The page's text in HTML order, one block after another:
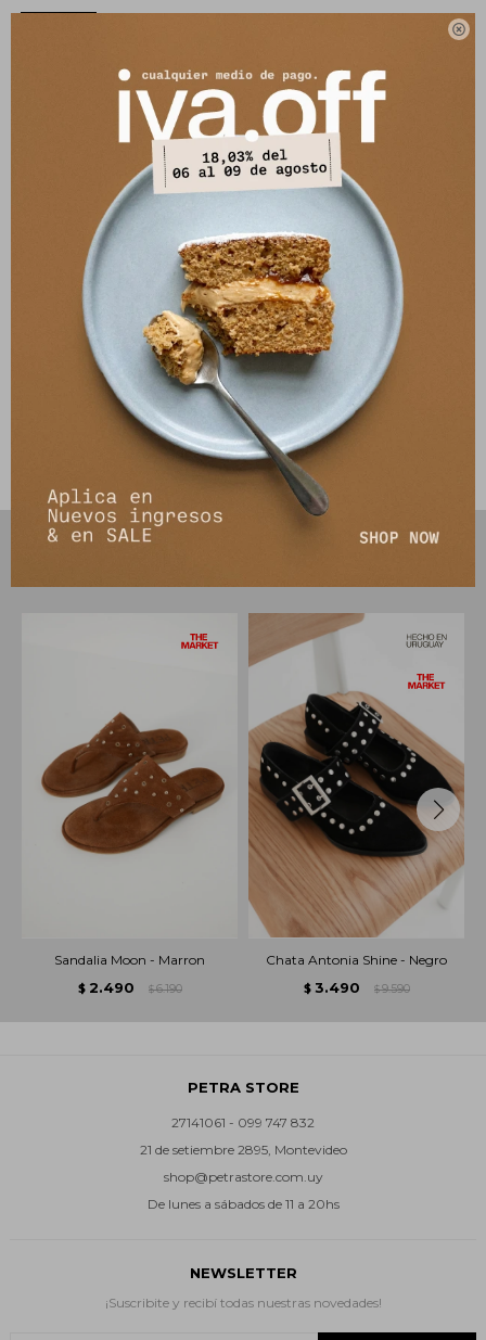

SELECCIONAR TALLE
GUÍA DE TALLES UBICAR EN TIENDA
COMPRAR
Ver opciones de pago y planes de cuotas
Cambios y Devoluciones
Sandalia Moon - Marron
$ 2.490 $ 6.190
Chata Antonia Shine - Negro
$ 3.490 $ 9.590
PETRA STORE
27141061 - 099 747 832
21 de setiembre 2895, Montevideo
shop@petrastore.com.uy
De lunes a sábados de 11 a 20hs
NEWSLETTER
¡Suscribite y recibí todas nuestras novedades!